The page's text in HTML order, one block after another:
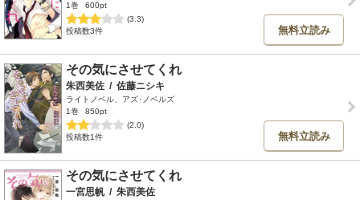
1巻
600pt
(3.3)
投稿数3件
無料立読み
その気にさせてくれ
朱西美佐 / 佐藤ニシキ
ライトノベル、アズ･ノベルズ
1巻
850pt
(2.0)
投稿数1件
無料立読み
その気にさせてくれ
一宮思帆 / 朱西美佐